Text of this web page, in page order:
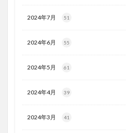
2024年7月 51
2024年6月 55
2024年5月 61
2024年4月 39
2024年3月 41